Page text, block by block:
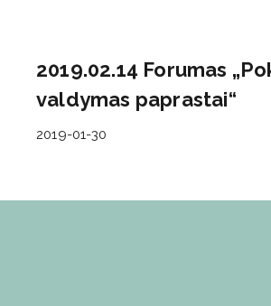
2019.02.14 Forumas
valdymas paprastai“
2019-01-30